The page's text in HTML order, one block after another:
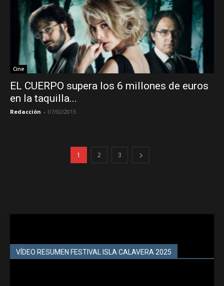
Cine
EL CUERPO supera los 6 millones de euros
en la taquilla...
Redacción - 07/02/2013
1 2 3
VÍDEO RESUMEN FESTIVAL ISLA CALAVERA 2025